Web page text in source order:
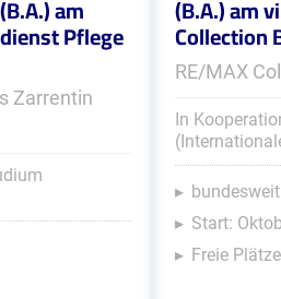
am
Pflege
Zarrentin
(B.A.) am
Collection
RE/MAX
In
bundesweit
Start:
Freie